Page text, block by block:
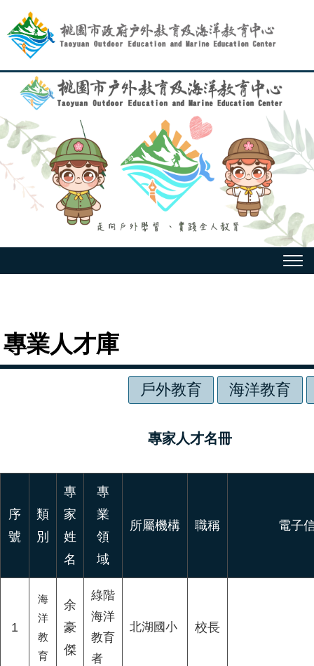
主
內
選
專業人才庫
專家人才名冊
序
號
類
別
專
家
姓
名
專
業
領
域
所屬機構 職稱 電子
1
海
洋
教
育
余
豪
傑
綠階
海洋
教育
者
北湖國小 校長